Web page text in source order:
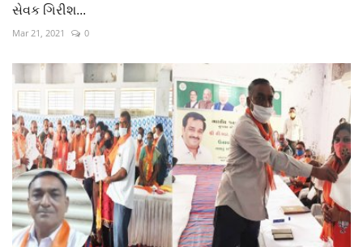
સેવક ગિરીશ...
Mar 21, 2021 0